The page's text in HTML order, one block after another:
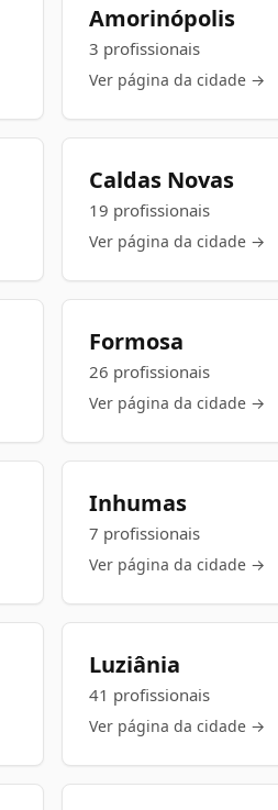
Amorinópolis
3 profissionais
Ver página da cidade →
Caldas Novas
19 profissionais
Ver página da cidade →
Formosa
26 profissionais
Ver página da cidade →
Inhumas
7 profissionais
Ver página da cidade →
Luziânia
41 profissionais
Ver página da cidade →